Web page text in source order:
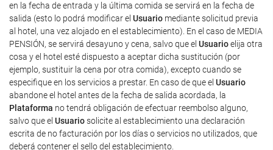
en la fecha de entrada y la última comida se servirá en la fecha de
salida (esto lo podrá modificar el Usuario mediante solicitud previa
al hotel, una vez alojado en el establecimiento). En el caso de MEDIA
PENSIÓN, se servirá desayuno y cena, salvo que el Usuarioelija otra
cosa y el hotel esté dispuesto a aceptar dicha sustitución (por
ejemplo, sustituir la cena por otra comida), excepto cuando se
especifique en los servicios a prestar. En caso de que el Usuario
abandone el hotel antes de la fecha de salida acordada, la
Plataforma no tendrá obligación de efectuar reembolso alguno,
salvo que el Usuariosolicite al establecimiento una declaración
escrita de no facturación por los días o servicios no utilizados, que
deberá contener el sello del establecimiento.